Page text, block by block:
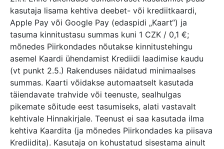
kasutaja lisama kehtiva deebet- või krediitkaardi,
Apple Pay või Google Pay (edaspidi „Kaart“) ja
tasuma kinnitustasu summas kuni 1 CZK / 0,1 €;
mõnedes Piirkondades nõutakse kinnitustehingu
asemel Kaardi ühendamist Krediidi laadimise kaudu
(vt punkt 2.5.) Rakenduses näidatud minimaalses
summas. Kaarti võidakse automaatselt kasutada
täiendavate trahvide või teenuste, sealhulgas
pikemate sõitude eest tasumiseks, alati vastavalt
kehtivale Hinnakirjale. Teenust ei saa kasutada ilma
kehtiva Kaardita (ja mõnedes Piirkondades ka piisava
Krediidita). Kasutaja on kohustatud sisestama ainult